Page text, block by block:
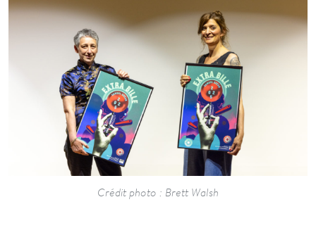
Crédit photo : Brett Walsh